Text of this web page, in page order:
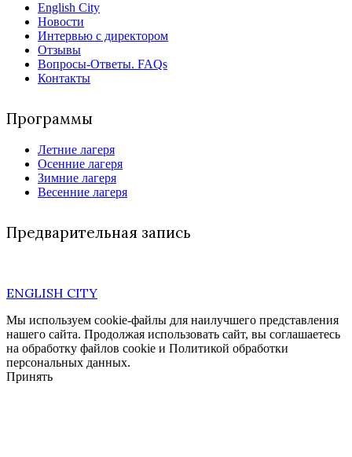
English City
Новости
Интервью с директором
Отзывы
Вопросы-Ответы. FAQs
Контакты
Программы
Летние лагеря
Осенние лагеря
Зимние лагеря
Весенние лагеря
Предварительная запись
ENGLISH CITY
Мы используем cookie-файлы для наилучшего представления
нашего сайта. Продолжая использовать сайт, вы соглашаетесь
на обработку файлов cookie и Политикой обработки
персональных данных.
Принять